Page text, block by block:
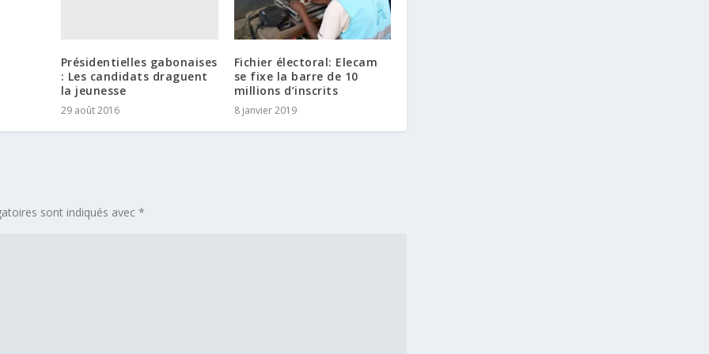
Présidentielles gabonaises
: Les candidats draguent
la jeunesse
29 août 2016
Fichier électoral: Elecam
se fixe la barre de 10
millions d’inscrits
8 janvier 2019
sont indiqués avec*